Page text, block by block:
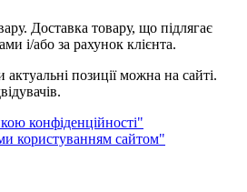
Доставка товару, що підлягає
і/або за рахунок клієнта.
позиції можна на сайті.
конфіденційності"
користуванням сайтом"